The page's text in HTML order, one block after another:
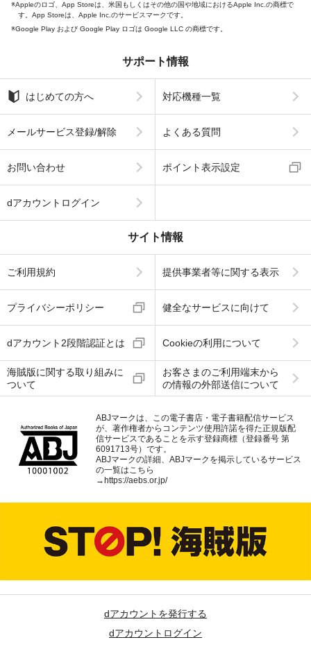
Appleのロゴ、App Storeは、米国もしくはその他の国や地域におけるApple Inc.の商標で
す。App Storeは、Apple Inc.のサービスマークです。
Google Play および Google Play ロゴは Google LLC の商標です。
サポート情報
はじめての方へ 対応機種一覧
メールサービス登録/解除 よくある質問
お問い合わせ ポイント表示設定
dアカウントログイン
サイト情報
ご利用規約 提供事業者等に関する表示
プライバシーポリシー 健全なサービスに向けて
dアカウント2段階認証とは Cookieの利用について
海賊版に関する取り組みに
ついて
お客さまのご利用端末から
の情報の外部送信について
ABJマークは、この電子書店・電子書籍配信サービス
が、著作権者からコンテンツ使用許諾を得た正規版配
信サービスであることを示す登録商標（登録番号 第
6091713号）です。
ABJマークの詳細、ABJマークを掲示しているサービス
の一覧はこちら
→ https://aebs.or.jp/
dアカウントを発行する
dアカウントログイン